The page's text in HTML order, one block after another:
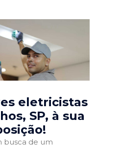
eletricistas
SP, à sua
busca de um